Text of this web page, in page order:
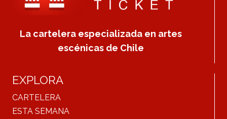
La cartelera especializada en artes
escénicas de Chile
EXPLORA
CARTELERA
ESTA SEMANA